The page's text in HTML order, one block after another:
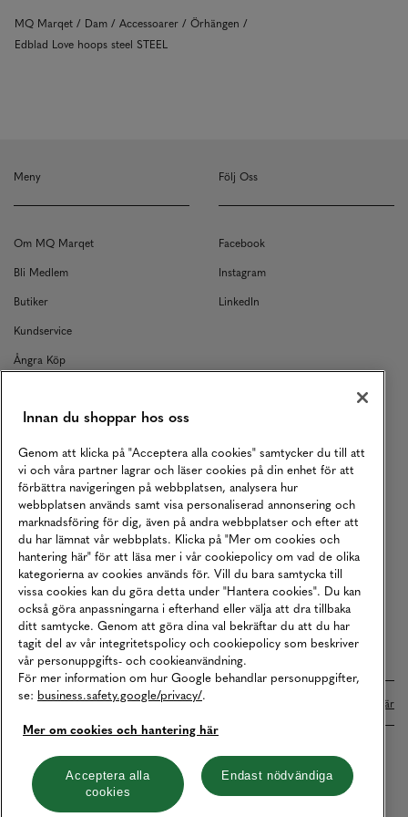
MQ Marqet Dam Accessoarer
Örhängen
Edblad Love hoops steel STEEL
Meny
Om MQ Marqet
Bli Medlem
Butiker
Kundservice
Ångra Köp
Returer
Köpvillkor
Karriär
Vårt Ansvar
Våra Tjänster
Press
Studentrabatt
B2B
Tillgänglighetsredogörelse
Följ Oss
Facebook
Instagram
LinkedIn
Betalningar online sköts i samarbete med Klarna. Läs mer här
Cookies Integritetspolicy
Hantera cookies
Innan du shoppar hos oss
Genom att klicka på "Acceptera alla cookies" samtycker du till att
vi och våra partner lagrar och läser cookies på din enhet för att
förbättra navigeringen på webbplatsen, analysera hur
webbplatsen används samt visa personaliserad annonsering och
marknadsföring för dig, även på andra webbplatser och efter att
du har lämnat vår webbplats. Klicka på "Mer om cookies och
hantering här" för att läsa mer i vår cookiepolicy om vad de olika
kategorierna av cookies används för. Vill du bara samtycka till
vissa cookies kan du göra detta under "Hantera cookies". Du kan
också göra anpassningarna i efterhand eller välja att dra tillbaka
ditt samtycke. Genom att göra dina val bekräftar du att du har
tagit del av vår integritetspolicy och cookiepolicy som beskriver
vår personuppgifts- och cookieanvändning.
För mer information om hur Google behandlar personuppgifter,
se: business.safety.google/privacy/.
Mer om cookies och hantering här
Acceptera alla
cookies
Endast nödvändiga